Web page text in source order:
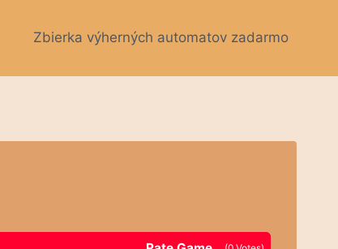
Zbierka výherných automatov zadarmo